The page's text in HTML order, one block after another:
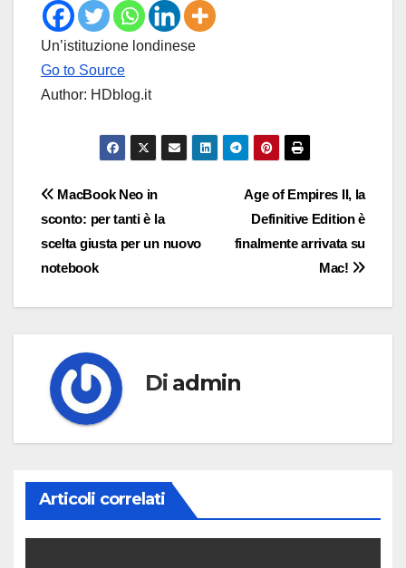
Un’istituzione londinese
Go to Source
Author: HDblog.it
Navigazione
articoli
Age of Empires II, la
Definitive Edition è
finalmente arrivata su
Mac!
MacBook Neo in
sconto: per tanti è la
scelta giusta per un nuovo
notebook
Di admin
Articoli correlati